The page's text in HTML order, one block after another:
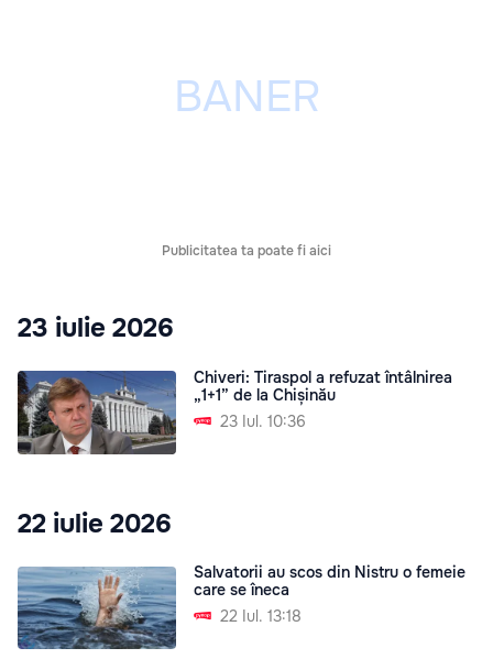
Publicitatea ta poate fi aici
23 iulie 2026
Chiveri: Tiraspol a refuzat întâlnirea
„1+1” de la Chișinău
23 Iul. 10:36
22 iulie 2026
Salvatorii au scos din Nistru o femeie
care se îneca
22 Iul. 13:18